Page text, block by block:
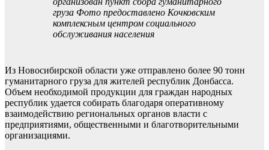
груза Фото предоставлено Кочковским
комплексным центром социального
обслуживания населения
Из Новосибирской области уже отправлено более 90 тонн
гуманитарного груза для жителей республик Донбасса.
Объем необходимой продукции для граждан народных
республик удается собирать благодаря оперативному
взаимодействию региональных органов власти с
предприятиями, общественными и благотворительными
организациями.